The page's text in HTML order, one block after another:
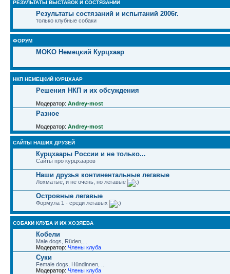
РЕЗУЛЬТАТЫ ВЫСТАВОК И СОСТЯЗАНИЙ
Результаты состязаний и испытаний 2006г.
только клубные собаки
ФОРУМ
MOKO Немецкий Курцхаар
НКП НЕМЕЦКИЙ КУРЦХААР
Решения НКП и их обсуждения
Модератор: Andrey-most
Разное
Модератор: Andrey-most
САЙТЫ НАШИХ ДРУЗЕЙ
Курцхаары России и не только...
Сайты про курцхааров
Наши друзья континентальные легавые
Лохматые, и не очень, но легавые
Островные легавые
Формула 1 - среди легавых
СОБАКИ КЛУБА И ИХ ХОЗЯЕВА
Кобели
Male dogs, Rüden,...
Модератор: Члены клуба
Суки
Female dogs, Hündinnen, ...
Модератор: Члены клуба